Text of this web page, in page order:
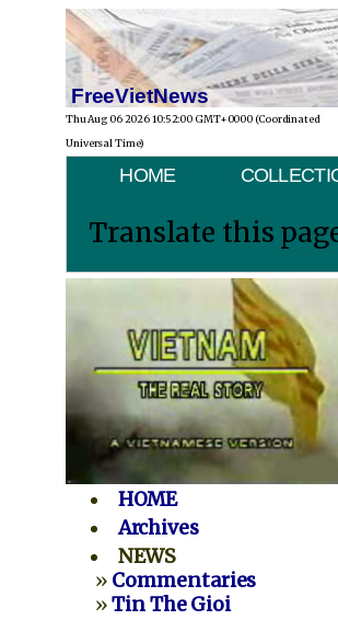
FreeVietNews
Thu Aug 06 2026 10:52:00 GMT+0000 (Coordinated
Universal Time)
HOME
Translate this
HOME
Archives
NEWS
» Commentaries
»Tin The Gioi